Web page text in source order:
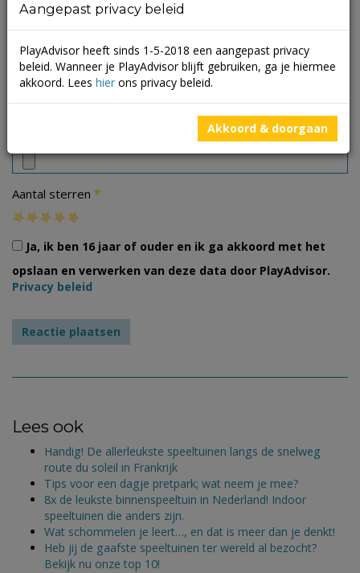
Aantal sterren *
Ja, ik ben 16 jaar of ouder en ik ga akkoord met het
opslaan en verwerken van deze data door PlayAdvisor.
Privacy beleid
Lees ook
Handig! De allerleukste speeltuinen langs de snelweg
route du soleil in Frankrijk
Tips voor een dagje pretpark; wat neem je mee?
8x de leukste binnenspeeltuin in Nederland! Indoor
speeltuinen die anders zijn.
Wat schommelen je leert…, en dat is meer dan je denkt!
Heb jij de gaafste speeltuinen ter wereld al bezocht?
Bekijk nu onze top 10!
Aangepast privacy beleid
PlayAdvisor heeft sinds 1-5-2018 een aangepast privacy
beleid. Wanneer je PlayAdvisor blijft gebruiken, ga je hiermee
akkoord. Lees hier ons privacy beleid.
Akkoord & doorgaan